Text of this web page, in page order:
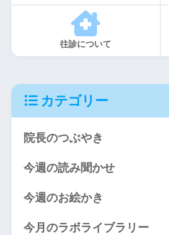
往診について
カテゴリー
院長のつぶやき
今週の読み聞かせ
今週のお絵かき
今月のラボライブラリー